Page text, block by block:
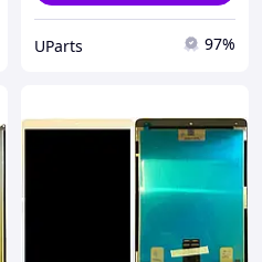
UParts 97%